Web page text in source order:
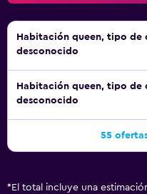
Habitación queen, tipo de
desconocido
Habitación queen, tipo de
desconocido
55
* El total incluye una